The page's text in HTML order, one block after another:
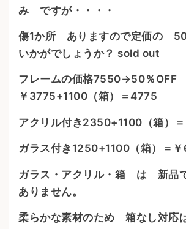
み ですが・・・・
傷1か所 ありますので定価の
いかがでしょうか？ sold out
フレームの価格7550→50％OFF
￥3775+1100（箱）＝4775
アクリル付き2350+1100（箱）
ガラス付き1250+1100（箱）＝
ガラス・アクリル・箱 は 新品
ありません。
柔らかな素材のため 箱なし対応